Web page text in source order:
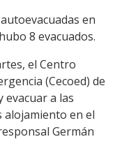
en
8 evacuados.
el Centro
(Cecoed) de
a las
alojamiento en el
Germán